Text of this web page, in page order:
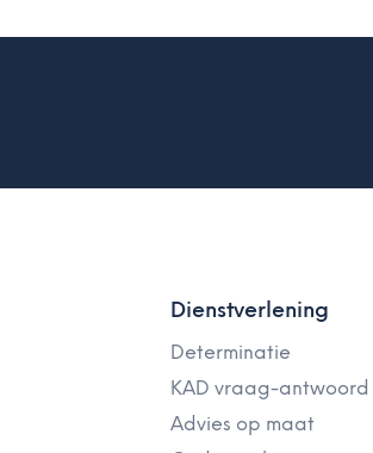
Dienstverlening
Determinatie
KAD vraag-antwoord
Advies op maat